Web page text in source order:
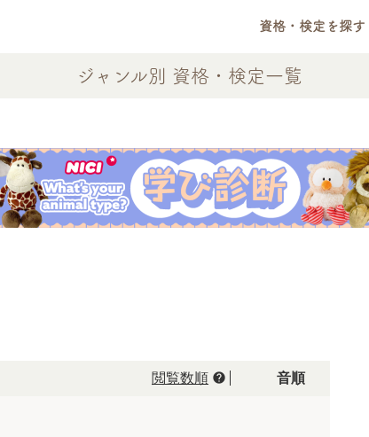
資格・検定を探す
ジャンル別 資格・検定一覧
閲覧数順 help 50音順